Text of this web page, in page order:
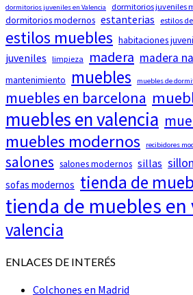
dormitorios juveniles en Valencia dormitorios juveniles
dormitorios modernos estanterias estilos
estilos muebles habitaciones
juveniles limpieza madera madera
mantenimiento muebles muebles de
muebles en barcelona
muebles en valencia
muebles modernos recibidores
salones salones modernos sillas
sofas modernos tienda de
tienda de muebles en
valencia
ENLACES DE INTERÉS
Colchones en Madrid